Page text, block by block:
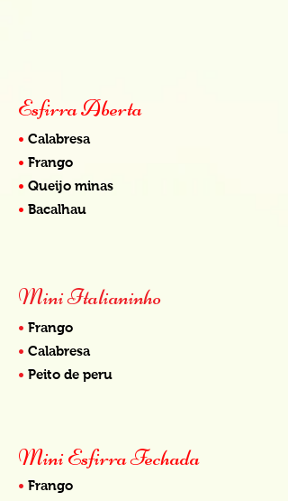
Esfirra Aberta
• Calabresa
• Frango
• Queijo minas
• Bacalhau
Mini Italianinho
• Frango
• Calabresa
• Peito de peru
Mini Esfirra Fechada
• Frango